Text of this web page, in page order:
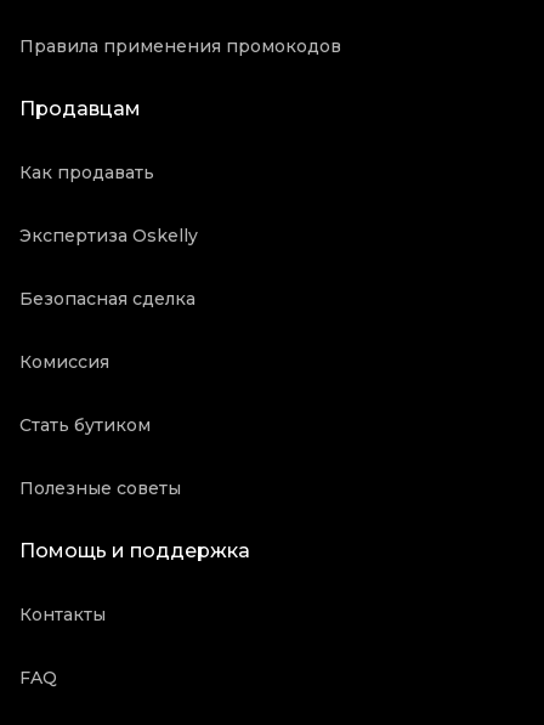
Правила применения промокодов
Продавцам
Как продавать
Экспертиза Oskelly
Безопасная сделка
Комиссия
Стать бутиком
Полезные советы
Помощь и поддержка
Контакты
FAQ